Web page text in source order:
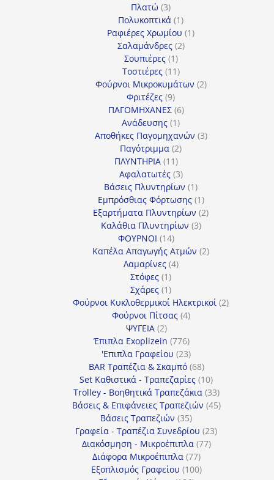
Πλατώ 33
προϊόντα
Πολυκοπτικά 11
προϊόν
Ραφιέρες Χρωμίου 11
Σαλαμάνδρες 22
Σουπιέρες 11
προϊόν
Τοστιέρες 1111
προϊόντα
Φούρνοι Μικροκυμάτων 22
Φριτέζες 99
προϊόντα
ΠΑΓΟΜΗΧΑΝΕΣ 66
Ανάδευσης 11
προϊόν
Αποθήκες Παγομηχανών 33
Παγότριμμα 22
ΠΛΥΝΤΗΡΙΑ 1111
προϊόντα
Αφαλατωτές 33
προϊόντα
Βάσεις Πλυντηρίων 11
προϊόν
Εμπρόσθιας Φόρτωσης 11
προϊόν
Εξαρτήματα Πλυντηρίων 22
Καλάθια Πλυντηρίων 33
ΦΟΥΡΝΟΙ 1414
προϊόντα
Καπέλα Απαγωγής Ατμών 22
Λαμαρίνες 44
Στόφες 11
προϊόν
Σχάρες 11
προϊόν
Φούρνοι Κυκλοθερμικοί Ηλεκτρικοί 22
Φούρνοι Πίτσας 44
ΨΥΓΕΙΑ 22
προϊόντα
Έπιπλα Exoplizein 776776
προϊόντα
'Επιπλα Γραφείου 2323
προϊόντα
BAR Τραπέζια & Σκαμπό 6868
προϊόντα
Set Καθιστικά - Τραπεζαρίες 1010
προϊόντα
Trolley - Βοηθητικά Τραπεζάκια 3333
προϊόντα
Βάσεις & Επιφάνειες Τραπεζιών 4545
Βάσεις Τραπεζιών 3535
προϊόντα
Γραφεία - Τραπέζια Συνεδρίου 2323
Διακόσμηση - Μικροέπιπλα 7777
Διάφορα Μικροέπιπλα 7777
προϊόντα
Εξοπλισμός Γραφείου 100100